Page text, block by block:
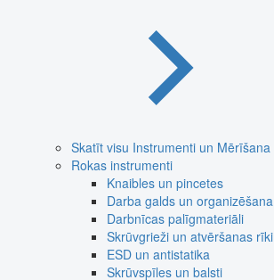
Skatīt visu Instrumenti un Mērīšana
Rokas instrumenti
Knaibles un pincetes
Darba galds un organizēšana
Darbnīcas palīgmateriāli
Skrūvgrieži un atvēršanas rīki
ESD un antistatika
Skrūvspīles un balsti